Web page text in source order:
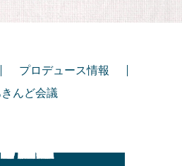
プロデュース情報
んど会議